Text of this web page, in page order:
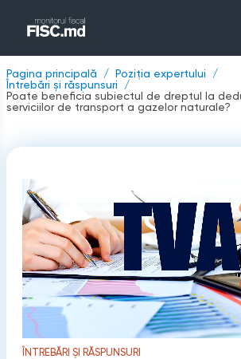
Pagina principală
Poziția expertului
Întrebări și răspunsuri
Poate beneficia subiectul de dreptul la
serviciilor de transport a gazelor naturale?
ÎNTREBĂRI ȘI RĂSPUNSURI